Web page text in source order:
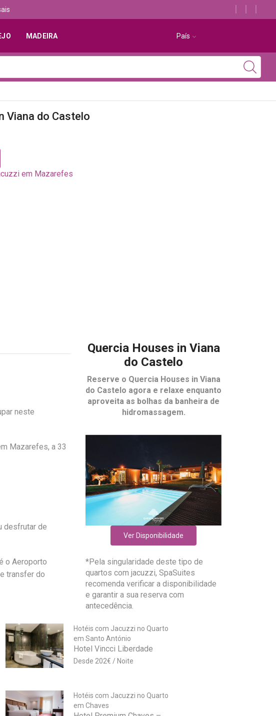
MADEIRA País
Viana do Castelo
em Mazarefes
neste
Mazarefes, a 33
desfrutar de
o Aeroporto
transfer do
Quercia Houses in Viana
do Castelo
Reserve o Quercia Houses in Viana
do Castelo agora e relaxe enquanto
aproveita as bolhas da banheira de
hidromassagem.
Ver Disponibilidade
*Pela singularidade deste tipo de
quartos com jacuzzi, SpaSuites
recomenda verificar a disponibilidade
e garantir a sua reserva com
antecedência.
Hotéis com Jacuzzi no Quarto
em Santo António
Hotel Vincci Liberdade
202€
Hotéis com Jacuzzi no Quarto
em Chaves